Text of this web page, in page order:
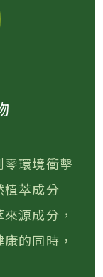
環境衝擊
萃成分
源成分，
的同時，